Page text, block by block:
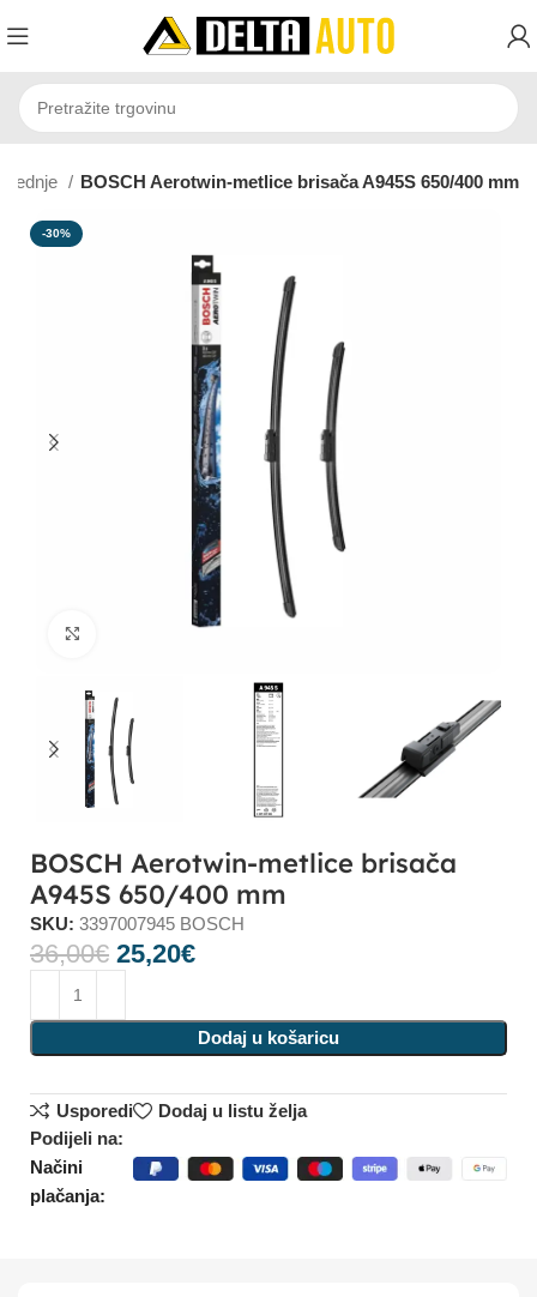
BOSCH Aerotwin-metlice brisača A945S 650/400 mm
-30%
Click to enlarge
BOSCH Aerotwin-metlice brisača
A945S 650/400 mm
SKU:3397007945 BOSCH
36,00€ 25,20€
Dodaj u košaricu
Usporedi
Dodaj u listu želja
Podijeli na:
Načini
plačanja: